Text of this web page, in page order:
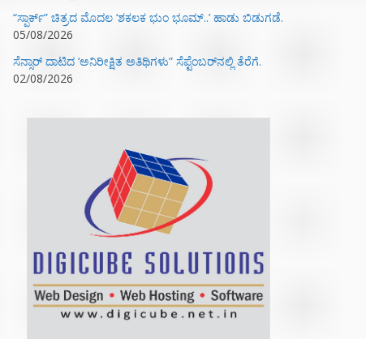
“ಸ್ಪಾರ್ಕ್” ಚಿತ್ರದ ಮೊದಲ‌ ‘ಶಕಲಕ ಭುಂ‌ ಭೂಮ್..’ ಹಾಡು ಬಿಡುಗಡೆ.
05/08/2026
ಸೆನ್ಸಾರ್ ದಾಟಿದ ‘ಅನಿರೀಕ್ಷಿತ ಅತಿಥಿಗಳು” ಸೆಪ್ಟೆಂಬರ್‌ನಲ್ಲಿ ತೆರೆಗೆ.
02/08/2026